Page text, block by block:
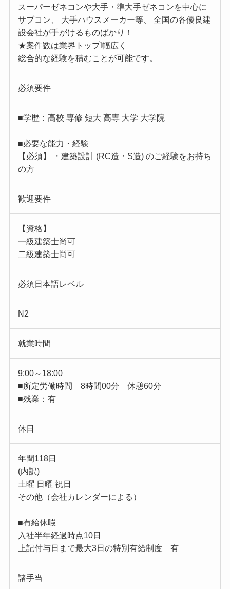
スーパーゼネコンや大手・準大手ゼネコンを中心に
サブコン、 大手ハウスメーカー等、 全国の各優良建
設会社が手がけるものばかり！
★案件数は業界トップl幅広く
総合的な経験を積むことが可能です。
必須要件
■学歴：高校 専修 短大 高専 大学 大学院
■必要な能力・経験
【必須】 ・建築設計 (RC造・S造) のご経験をお持ち
の方
歓迎要件
【資格】
一級建築士尚可
二級建築士尚可
必須日本語レベル
N2
就業時間
9:00～18:00
■所定労働時間 8時間00分 休憩60分
■残業：有
休日
年間118日
(内訳)
土曜 日曜 祝日
その他（会社カレンダーによる）
■有給休暇
入社半年経過時点10日
上記付与日まで最大3日の特別有給制度 有
諸手当